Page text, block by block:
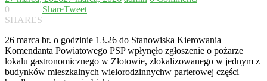
0
SHARES
ShareTweet
26 marca br. o godzinie 13.26 do Stanowiska Kierowania
Komendanta Powiatowego PSP wpłynęło zgłoszenie o pożarze
lokalu gastronomicznego w Złotowie, zlokalizowanego w jednym z
budynków mieszkalnych wielorodzinnychw parterowej części